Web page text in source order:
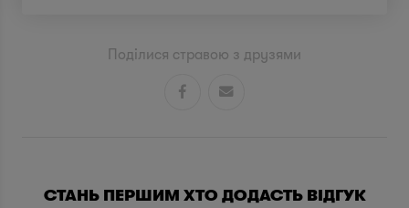
Поділися стравою з друзями
 
СТАНЬ ПЕРШИМ ХТО ДОДАСТЬ ВІДГУК